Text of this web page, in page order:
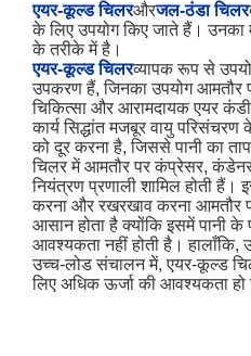
एयर-कूल्ड चिलरऔरजल-ठंडा चिलर
के लिए उपयोग किए जाते हैं। उनका
के तरीके में है।
एयर-कूल्ड चिलरव्यापक रूप से
उपकरण हैं, जिनका उपयोग आमतौर
चिकित्सा और आरामदायक एयर
कार्य सिद्धांत मजबूर वायु परिसंचरण
को दूर करना है, जिससे पानी का
चिलर में आमतौर पर कंप्रेसर,
नियंत्रण प्रणाली शामिल होती हैं।
करना और रखरखाव करना आमतौर
आसान होता है क्योंकि इसमें पानी के
आवश्यकता नहीं होती है। हालाँकि,
उच्च-लोड संचालन में, एयर-कूल्ड
लिए अधिक ऊर्जा की आवश्यकता